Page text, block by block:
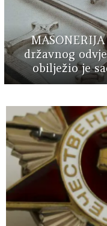
državnog
obilježio je
MORE
STORIES